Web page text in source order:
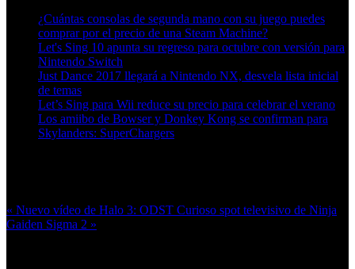
¿Cuántas consolas de segunda mano con su juego puedes
comprar por el precio de una Steam Machine?
Let's Sing 10 apunta su regreso para octubre con versión para
Nintendo Switch
Just Dance 2017 llegará a Nintendo NX, desvela lista inicial
de temas
Let’s Sing para Wii reduce su precio para celebrar el verano
Los amiibo de Bowser y Donkey Kong se confirman para
Skylanders: SuperChargers
« Nuevo vídeo de Halo 3: ODST Curioso spot televisivo de Ninja
Gaiden Sigma 2 »